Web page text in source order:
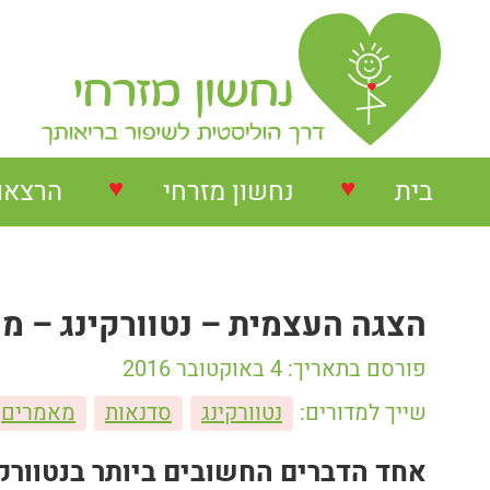
בית ♥
נחשון מזרחי
המלצות על הרצאות
המלצות על סדנאות
המלצות בתחום NLP
♥
הצגה העצמית – נטוורקינג
פורסם בתאריך: 4 באוקטובר 2016
שייך למדורים: נטוורקינג סדנאות מאמרים
אחד הדברים החשובים ביותר